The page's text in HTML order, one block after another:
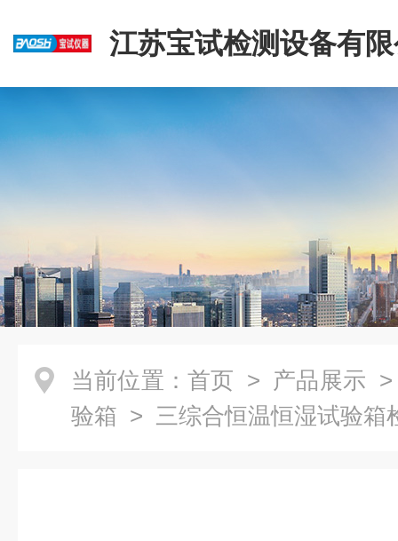
江苏宝试检测设备有
当前位置： 首页 > 产品展示
验箱 > 三综合恒温恒湿试验箱